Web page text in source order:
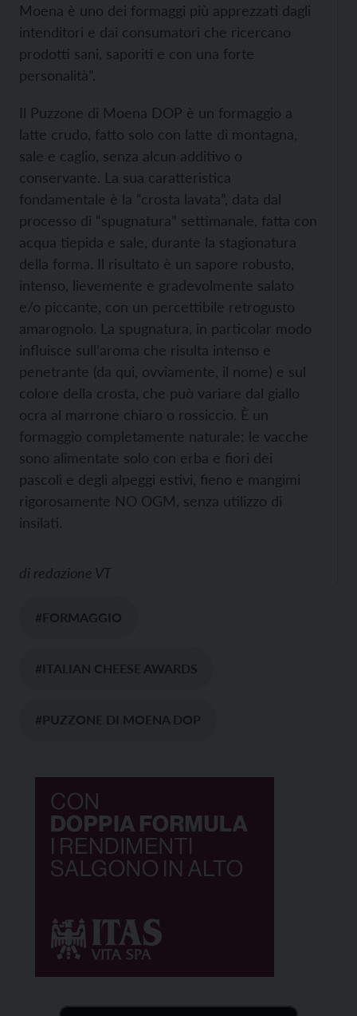
Moena è uno dei formaggi più apprezzati dagli
intenditori e dai consumatori che ricercano
prodotti sani, saporiti e con una forte
personalità”.
Il Puzzone di Moena DOP è un formaggio a
latte crudo, fatto solo con latte di montagna,
sale e caglio, senza alcun additivo o
conservante. La sua caratteristica
fondamentale è la “crosta lavata”, data dal
processo di “spugnatura” settimanale, fatta con
acqua tiepida e sale, durante la stagionatura
della forma. Il risultato è un sapore robusto,
intenso, lievemente e gradevolmente salato
e/o piccante, con un percettibile retrogusto
amarognolo. La spugnatura, in particolar modo
influisce sull’aroma che risulta intenso e
penetrante (da qui, ovviamente, il nome) e sul
colore della crosta, che può variare dal giallo
ocra al marrone chiaro o rossiccio. È un
formaggio completamente naturale: le vacche
sono alimentate solo con erba e fiori dei
pascoli e degli alpeggi estivi, fieno e mangimi
rigorosamente NO OGM, senza utilizzo di
insilati.
di redazione VT
#FORMAGGIO
#ITALIAN CHEESE AWARDS
#PUZZONE DI MOENA DOP